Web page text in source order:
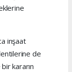
inşaat
de
kararın